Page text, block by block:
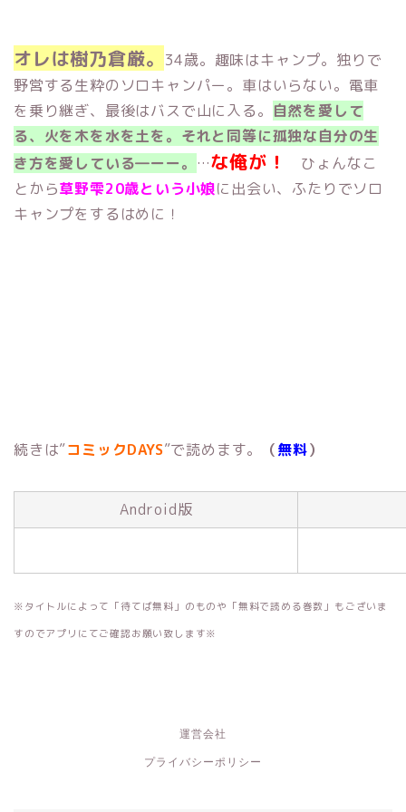
オレは樹乃倉厳。
34歳。趣味はキャンプ。独りで
野営する生粋のソロキャンパー。車はいらない。電車
を乗り継ぎ、最後はバスで山に入る。 自然を愛して
る、火を木を水を土を。それと同等に孤独な自分の生
き方を愛している―ーー。 …な俺が！
ひょんなこ
とから草野雫20歳という小娘に出会い、ふたりでソロ
キャンプをするはめに！
続きは”コミックDAYS”で読めます。 （無料）
Android版
※タイトルによって「待てば無料」のものや「無料で読める巻数」もございま
すのでアプリにてご確認お願い致します※
運営会社
プライバシーポリシー